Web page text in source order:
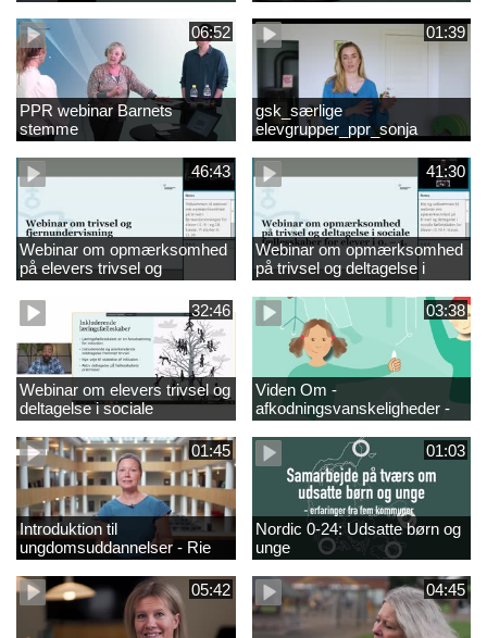
06:52
PPR webinar Barnets
stemme
01:39
gsk_særlige
elevgrupper_ppr_sonja
breinholst
46:43
Webinar om opmærksomhed
på elevers trivsel og
fællesskaber i
fjernundervisning 5. – 9. og
10. klasse
41:30
Webinar om opmærksomhed
på trivsel og deltagelse i
sociale fællesskaber for
elever i 0.-4. klasse
32:46
Webinar om elevers trivsel og
deltagelse i sociale
fællesskaber – inspiration og
viden til skoleledere og
ressourcepersoner
03:38
Viden Om -
afkodningsvanskeligheder -
præsentationsfilm
01:45
Introduktion til
ungdomsuddannelser - Rie
Thomsen
01:03
Nordic 0-24: Udsatte børn og
unge
05:42 04:45